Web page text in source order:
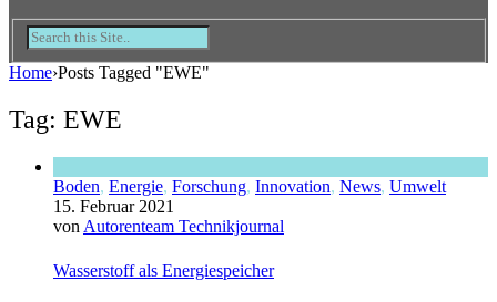
Home›Posts Tagged "EWE"
Tag: EWE
Boden, Energie, Forschung, Innovation, News, Umwelt
15. Februar 2021
von Autorenteam Technikjournal
Wasserstoff als Energiespeicher